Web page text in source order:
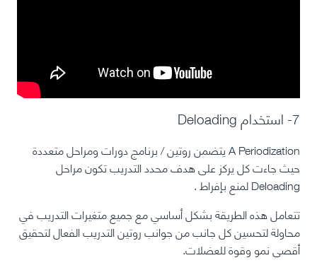
7- استخدام Deloading
APeriodization
يتضمن روتين / برنامج دورات ومراحل متعددة
حيث جاءت كل يركز على هدف محدد التدريب تكون مراحل
Deloading لمنع بإفراط
.
تتعامل هذه الطريقة بشكل أساسي مع جميع متغيرات التدريب في
محاولة لتحسين كل جانب من جوانب روتين التدريب الفعال لتحقيق
أقصى نمو وقوة للعضلات.